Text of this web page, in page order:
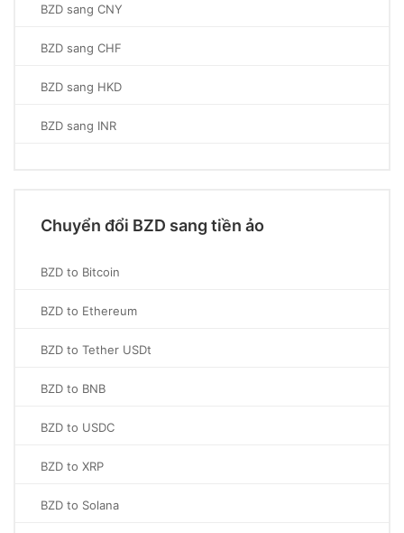
BZD sang CNY
BZD sang CHF
BZD sang HKD
BZD sang INR
Chuyển đổi BZD sang tiền ảo
BZD to Bitcoin
BZD to Ethereum
BZD to Tether USDt
BZD to BNB
BZD to USDC
BZD to XRP
BZD to Solana